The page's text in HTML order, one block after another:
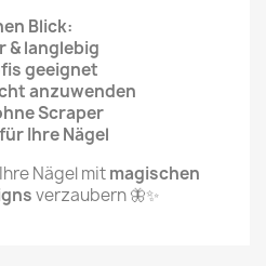
Blick:
& langlebig
geeignet
anzuwenden
Scraper
Ihre Nägel
Nägel mitmagischen
verzaubern 🦋✨